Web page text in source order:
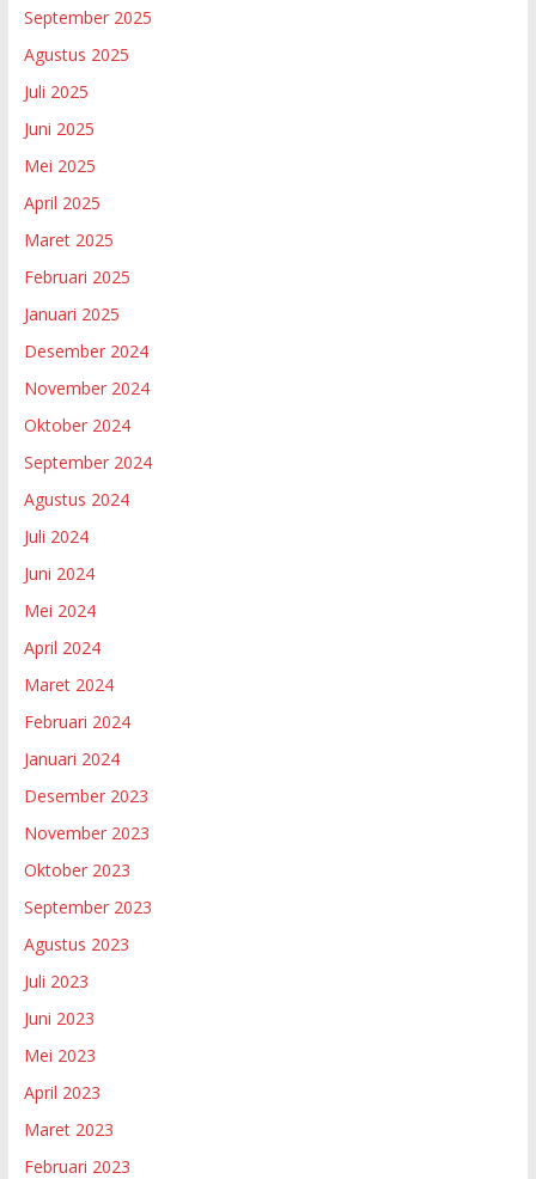
September 2025
Agustus 2025
Juli 2025
Juni 2025
Mei 2025
April 2025
Maret 2025
Februari 2025
Januari 2025
Desember 2024
November 2024
Oktober 2024
September 2024
Agustus 2024
Juli 2024
Juni 2024
Mei 2024
April 2024
Maret 2024
Februari 2024
Januari 2024
Desember 2023
November 2023
Oktober 2023
September 2023
Agustus 2023
Juli 2023
Juni 2023
Mei 2023
April 2023
Maret 2023
Februari 2023